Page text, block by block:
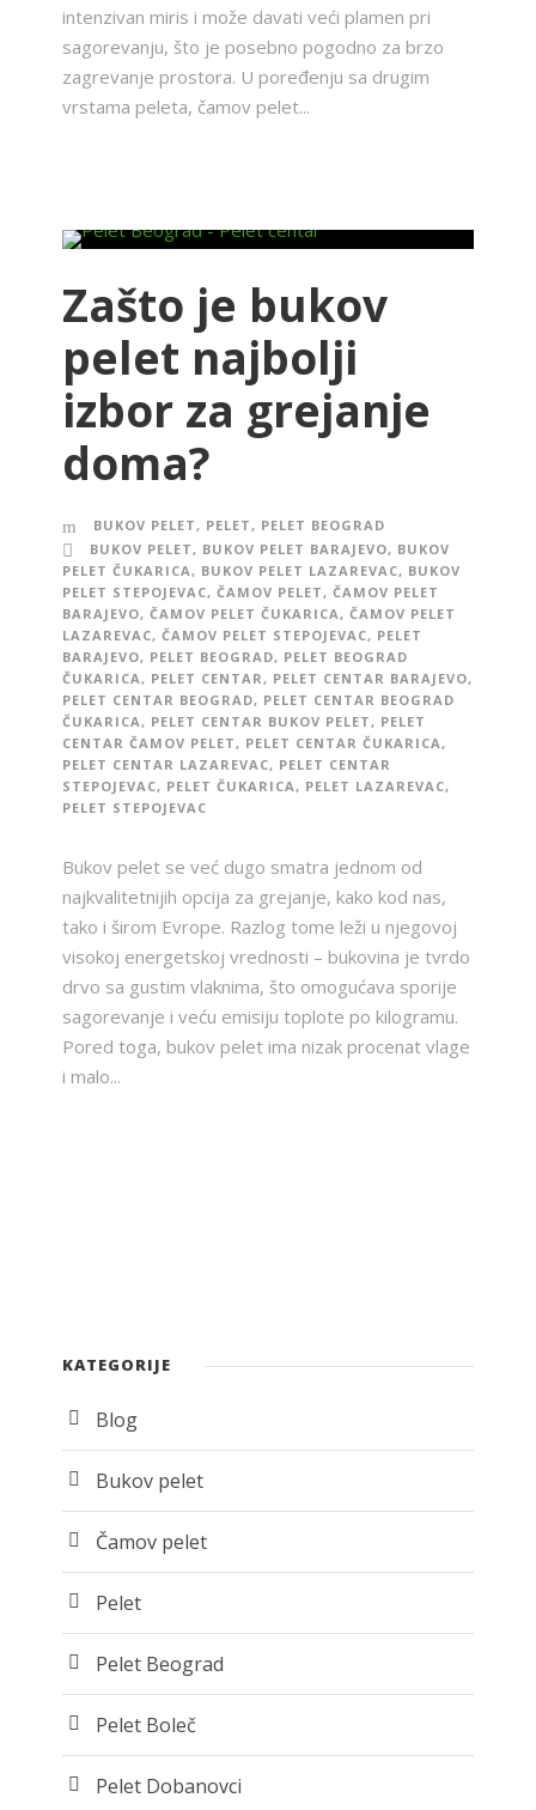
intenzivan miris i može davati veći plamen pri
sagorevanju, što je posebno pogodno za brzo
zagrevanje prostora. U poređenju sa drugim
vrstama peleta, čamov pelet...
Zašto je bukov
pelet najbolji
izbor za grejanje
doma?
BUKOV PELET , PELET , PELET BEOGRAD
BUKOV PELET , BUKOV PELET BARAJEVO, BUKOV
PELET ČUKARICA , BUKOV PELET LAZAREVAC, BUKOV
PELET STEPOJEVAC, ČAMOV PELET , ČAMOV PELET
BARAJEVO, ČAMOV PELET ČUKARICA , ČAMOV PELET
LAZAREVAC, ČAMOV PELET STEPOJEVAC, PELET
BARAJEVO, PELET BEOGRAD, PELET BEOGRAD
ČUKARICA , PELET CENTAR , PELET CENTAR BARAJEVO,
PELET CENTAR BEOGRAD, PELET CENTAR BEOGRAD
ČUKARICA , PELET CENTAR BUKOV PELET , PELET
CENTAR ČAMOV PELET , PELET CENTAR ČUKARICA ,
PELET CENTAR LAZAREVAC, PELET CENTAR
STEPOJEVAC, PELET ČUKARICA , PELET LAZAREVAC,
PELET STEPOJEVAC
Bukov pelet se već dugo smatra jednom od
najkvalitetnijih opcija za grejanje, kako kod nas,
tako i širom Evrope. Razlog tome leži u njegovoj
visokoj energetskoj vrednosti – bukovina je tvrdo
drvo sa gustim vlaknima, što omogućava sporije
sagorevanje i veću emisiju toplote po kilogramu.
Pored toga, bukov pelet ima nizak procenat vlage
i malo...
KATEGORIJE
Blog
Bukov pelet
Čamov pelet
Pelet
Pelet Beograd
Pelet Boleč
Pelet Dobanovci